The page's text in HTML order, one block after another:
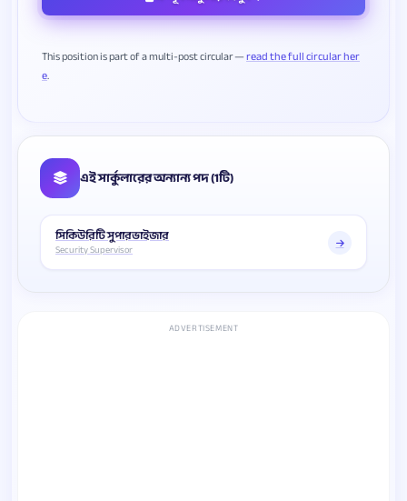
This position is part of a multi-post circular —read the full circular her
e
এই সার্কুলারের অন্যান্য পদ (1টি)
সিকিউরিটি সুপারভাইজার
Security Supervisor
ADVERTISEMENT